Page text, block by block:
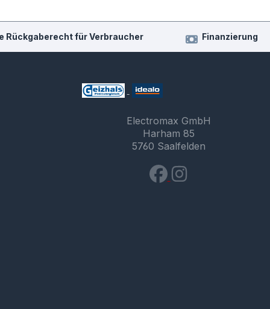
Rückgaberecht für Verbraucher Finanzierung
Electromax GmbH
Harham 85
5760 Saalfelden